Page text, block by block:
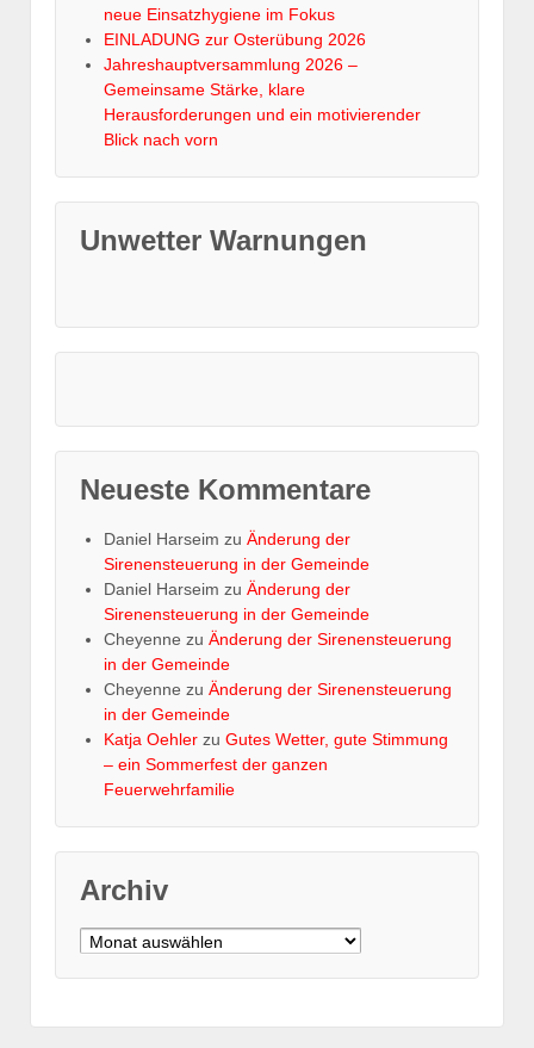
neue Einsatzhygiene im Fokus
EINLADUNG zur Osterübung 2026
Jahreshauptversammlung 2026 –
Gemeinsame Stärke, klare
Herausforderungen und ein motivierender
Blick nach vorn
Unwetter Warnungen
Neueste Kommentare
Daniel Harseim zu Änderung der
Sirenensteuerung in der Gemeinde
Daniel Harseim zu Änderung der
Sirenensteuerung in der Gemeinde
Cheyenne zu Änderung der Sirenensteuerung
in der Gemeinde
Cheyenne zu Änderung der Sirenensteuerung
in der Gemeinde
Katja Oehler zu Gutes Wetter, gute Stimmung
– ein Sommerfest der ganzen
Feuerwehrfamilie
Archiv
Archiv